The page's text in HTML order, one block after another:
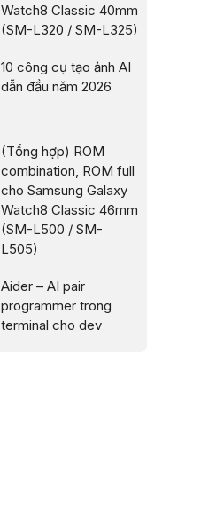
Watch8 Classic 40mm
(SM-L320 / SM-L325)
10 công cụ tạo ảnh AI
dẫn đầu năm 2026
(Tổng hợp) ROM
combination, ROM full
cho Samsung Galaxy
Watch8 Classic 46mm
(SM-L500 / SM-
L505)
Aider – AI pair
programmer trong
terminal cho dev